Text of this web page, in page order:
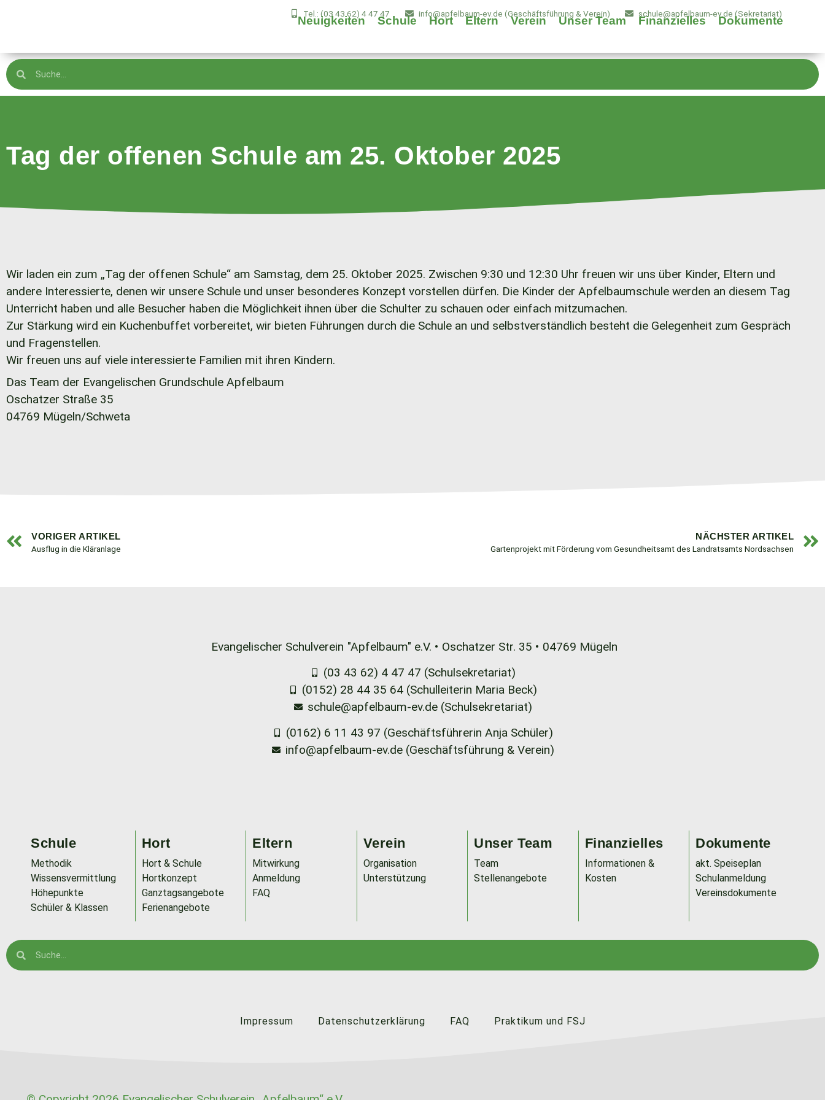
Tel.: (03 43 62) 4 47 47 info@apfelbaum-ev.de (Geschäftsführung & Verein) schule@apfelbaum-ev.de (Sekretariat)
Neuigkeiten Schule Hort Eltern Verein Unser Team Finanzielles Dokumente
Tag der offenen Schule am 25. Oktober 2025
Wir laden ein zum „Tag der offenen Schule“ am Samstag, dem 25. Oktober 2025. Zwischen 9:30 und 12:30 Uhr freuen wir uns über Kinder, Eltern und
andere Interessierte, denen wir unsere Schule und unser besonderes Konzept vorstellen dürfen. Die Kinder der Apfelbaumschule werden an diesem Tag
Unterricht haben und alle Besucher haben die Möglichkeit ihnen über die Schulter zu schauen oder einfach mitzumachen.
Zur Stärkung wird ein Kuchenbuffet vorbereitet, wir bieten Führungen durch die Schule an und selbstverständlich besteht die Gelegenheit zum Gespräch
und Fragenstellen.
Wir freuen uns auf viele interessierte Familien mit ihren Kindern.
Das Team der Evangelischen Grundschule Apfelbaum
Oschatzer Straße 35
04769 Mügeln/Schweta
VORIGER ARTIKEL
Ausflug in die Kläranlage
NÄCHSTER ARTIKEL
Gartenprojekt mit Förderung vom Gesundheitsamt des Landratsamts Nordsachsen
Evangelischer Schulverein "Apfelbaum" e.V. • Oschatzer Str. 35 • 04769 Mügeln
(03 43 62) 4 47 47 (Schulsekretariat)
(0152) 28 44 35 64 (Schulleiterin Maria Beck)
schule@apfelbaum-ev.de (Schulsekretariat)
(0162) 6 11 43 97 (Geschäftsführerin Anja Schüler)
info@apfelbaum-ev.de (Geschäftsführung & Verein)
Schule
Methodik
Wissensvermittlung
Höhepunkte
Schüler & Klassen
Hort
Hort & Schule
Hortkonzept
Ganztagsangebote
Ferienangebote
Eltern
Mitwirkung
Anmeldung
FAQ
Verein
Organisation
Unterstützung
Unser Team
Team
Stellenangebote
Finanzielles
Informationen &
Kosten
Dokumente
akt. Speiseplan
Schulanmeldung
Vereinsdokumente
Impressum Datenschutzerklärung FAQ Praktikum und FSJ